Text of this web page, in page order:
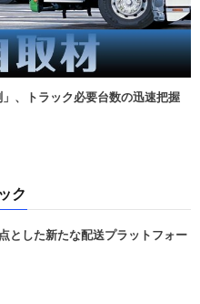
、トラック必要台数の迅速把握
ク
とした新たな配送プラットフォー